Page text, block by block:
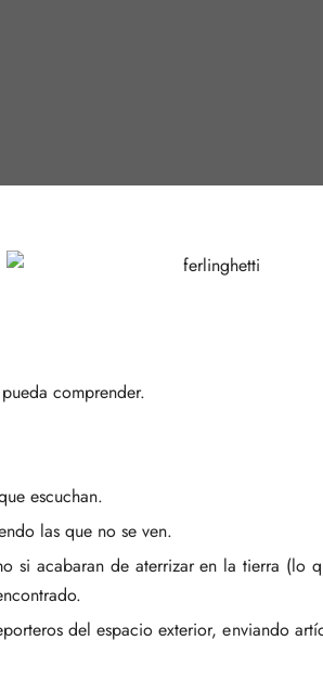
comprender.
escuchan.
las que no se ven.
si acabaran de aterrizar en la tierra
del espacio exterior, enviando